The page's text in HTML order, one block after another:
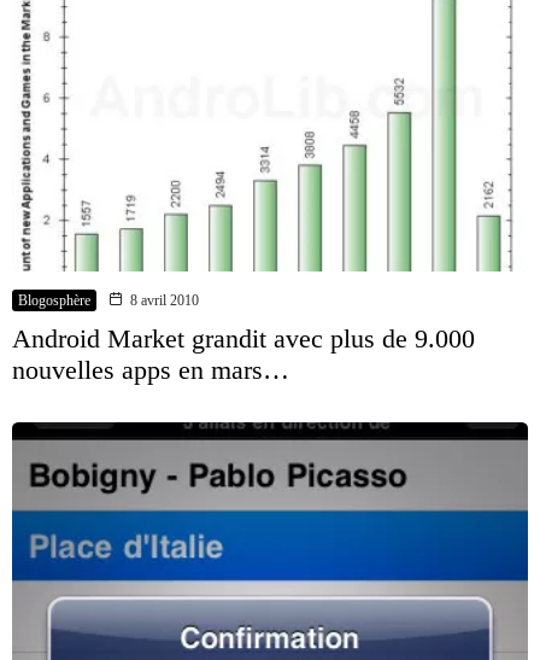
Blogosphère 8 avril 2010
Android Market grandit avec plus de 9.000
nouvelles apps en mars…